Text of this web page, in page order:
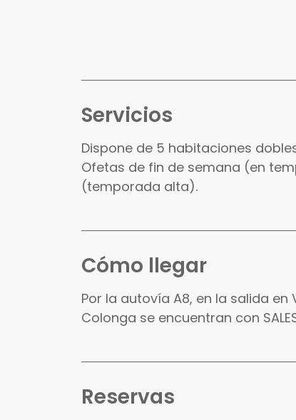
Servicios
Dispone de 5 habitaciones
Ofetas de fin de semana (en
(temporada alta).
Cómo llegar
Por la autovía A8, en la salida
Colonga se encuentran con
Reservas